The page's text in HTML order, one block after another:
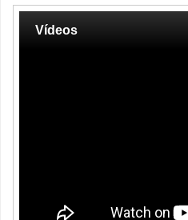
Vídeos